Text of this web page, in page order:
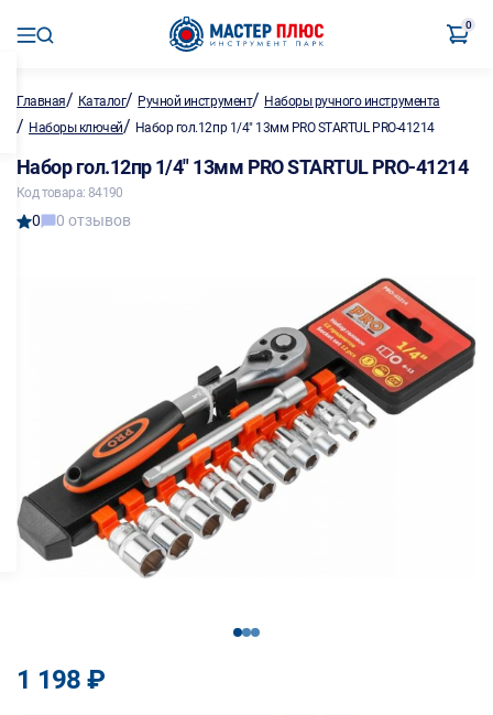
0
Главная/ Каталог/ Ручной инструмент/ Наборы ручного инструмента
/ Наборы ключей/ Набор гол.12пр 1/4" 13мм PRO STARTUL PRO-41214
Набор гол.12пр 1/4" 13мм PRO STARTUL PRO-41214
Код товара: 84190
0 0 отзывов
123
1 198 ₽